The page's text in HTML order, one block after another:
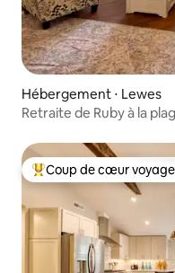
Hébergement ⋅ Lewes
Retraite de Ruby à la
Coups de cœur
Coup de cœur